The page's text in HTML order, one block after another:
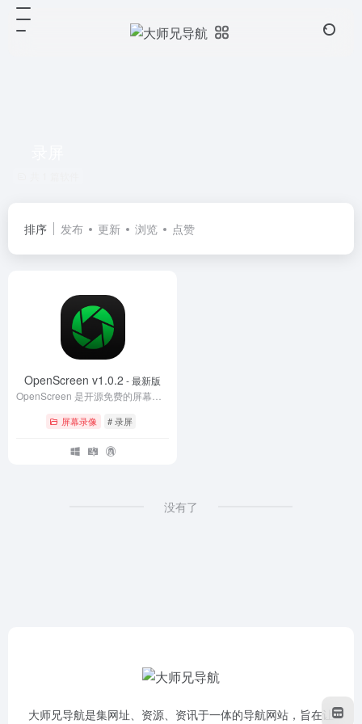
排序 发布 更新 浏览 点赞
OpenScreen v1.0.2 - 最新版
屏幕录像 # 录屏
没有了
大师兄导航是集网址、资源、资讯于一体的导航网站，旨在让